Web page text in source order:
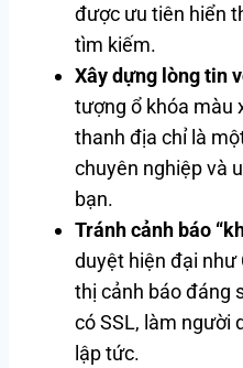
được ưu tiên hiển
tìm kiếm.
Xây dựng lòng tin
tượng ổ khóa màu
thanh địa chỉ là
chuyên nghiệp và
bạn.
Tránh cảnh báo
duyệt hiện đại như
thị cảnh báo đáng
có SSL, làm người
lập tức.